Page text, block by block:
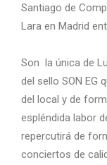
Santiago de
Lara en Madrid
Son la única de
del sello SON EG
del local y de
espléndida labor
repercutirá de
conciertos de